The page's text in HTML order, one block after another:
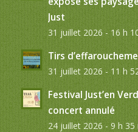
Just
31 juillet 2026 - 16 h
Tirs
31 juillet 2026 - 11 h
Festival Just’en
concert annulé
24 juillet 2026 - 9 h 35